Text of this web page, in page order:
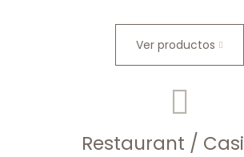
Ver productos
Restaurant /